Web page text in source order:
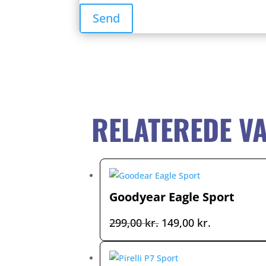
RELATEREDE
Goodyear Eagle Sport
299,00kr. Den
oprindelige
pris
149,00 kr.
aktuelle